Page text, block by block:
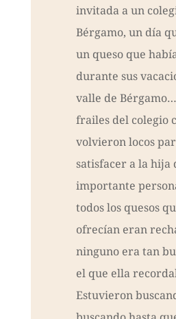
invitada a un
Bérgamo, un día
un queso que
durante sus
valle de
frailes del colegio
volvieron locos
satisfacer a la hija
importante
todos los quesos
ofrecían eran
ninguno era tan
el que ella
Estuvieron